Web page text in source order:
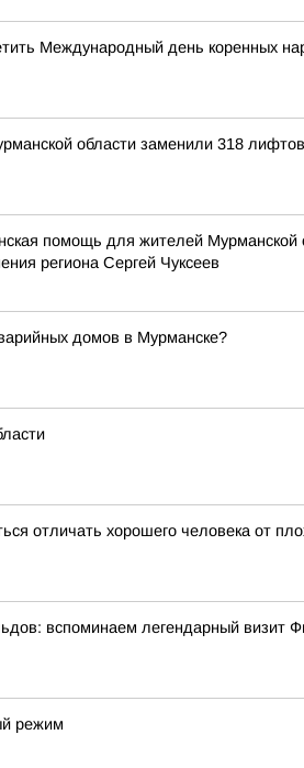
Международный день коренных
области заменили 318 лифтов
помощь для жителей
региона Сергей Чуксеев
домов в Мурманске?
отличать хорошего человека от
вспоминаем легендарный визит
режим